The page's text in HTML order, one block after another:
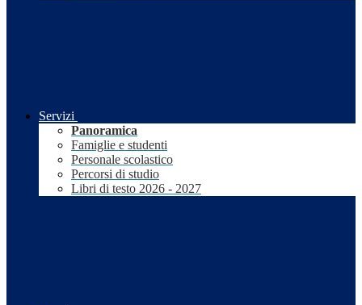
Servizi
Panoramica
Famiglie e studenti
Personale scolastico
Percorsi di studio
Libri di testo 2026 - 2027